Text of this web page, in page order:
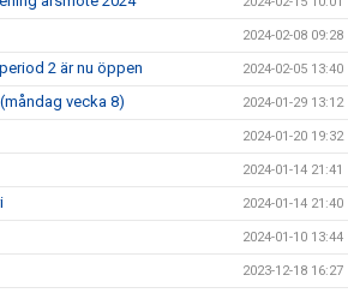
2024-02-08 09:28
2 är nu öppen 2024-02-05 13:40
vecka 8) 2024-01-29 13:12
2024-01-20 19:32
2024-01-14 21:41
2024-01-14 21:40
2024-01-10 13:44
2023-12-18 16:27